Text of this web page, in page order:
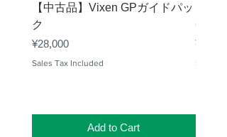
トローラーによる高精
搭載
約6kg
【中古品】Vixen GPガイドパッ
ク
Price
¥28,000
Sales Tax Included
Add to Cart
Price
¥50,000
Sales